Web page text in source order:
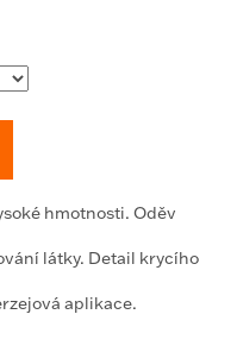
hmotnosti. Oděv
látky. Detail krycího
aplikace.